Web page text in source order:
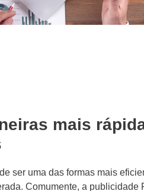
mais
ser uma das formas mais
Comumente, a publicidade